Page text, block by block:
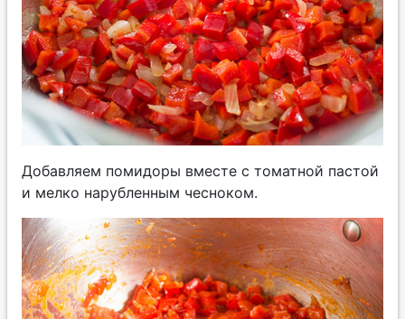
Добавляем помидоры вместе с томатной пастой
и мелко нарубленным чесноком.